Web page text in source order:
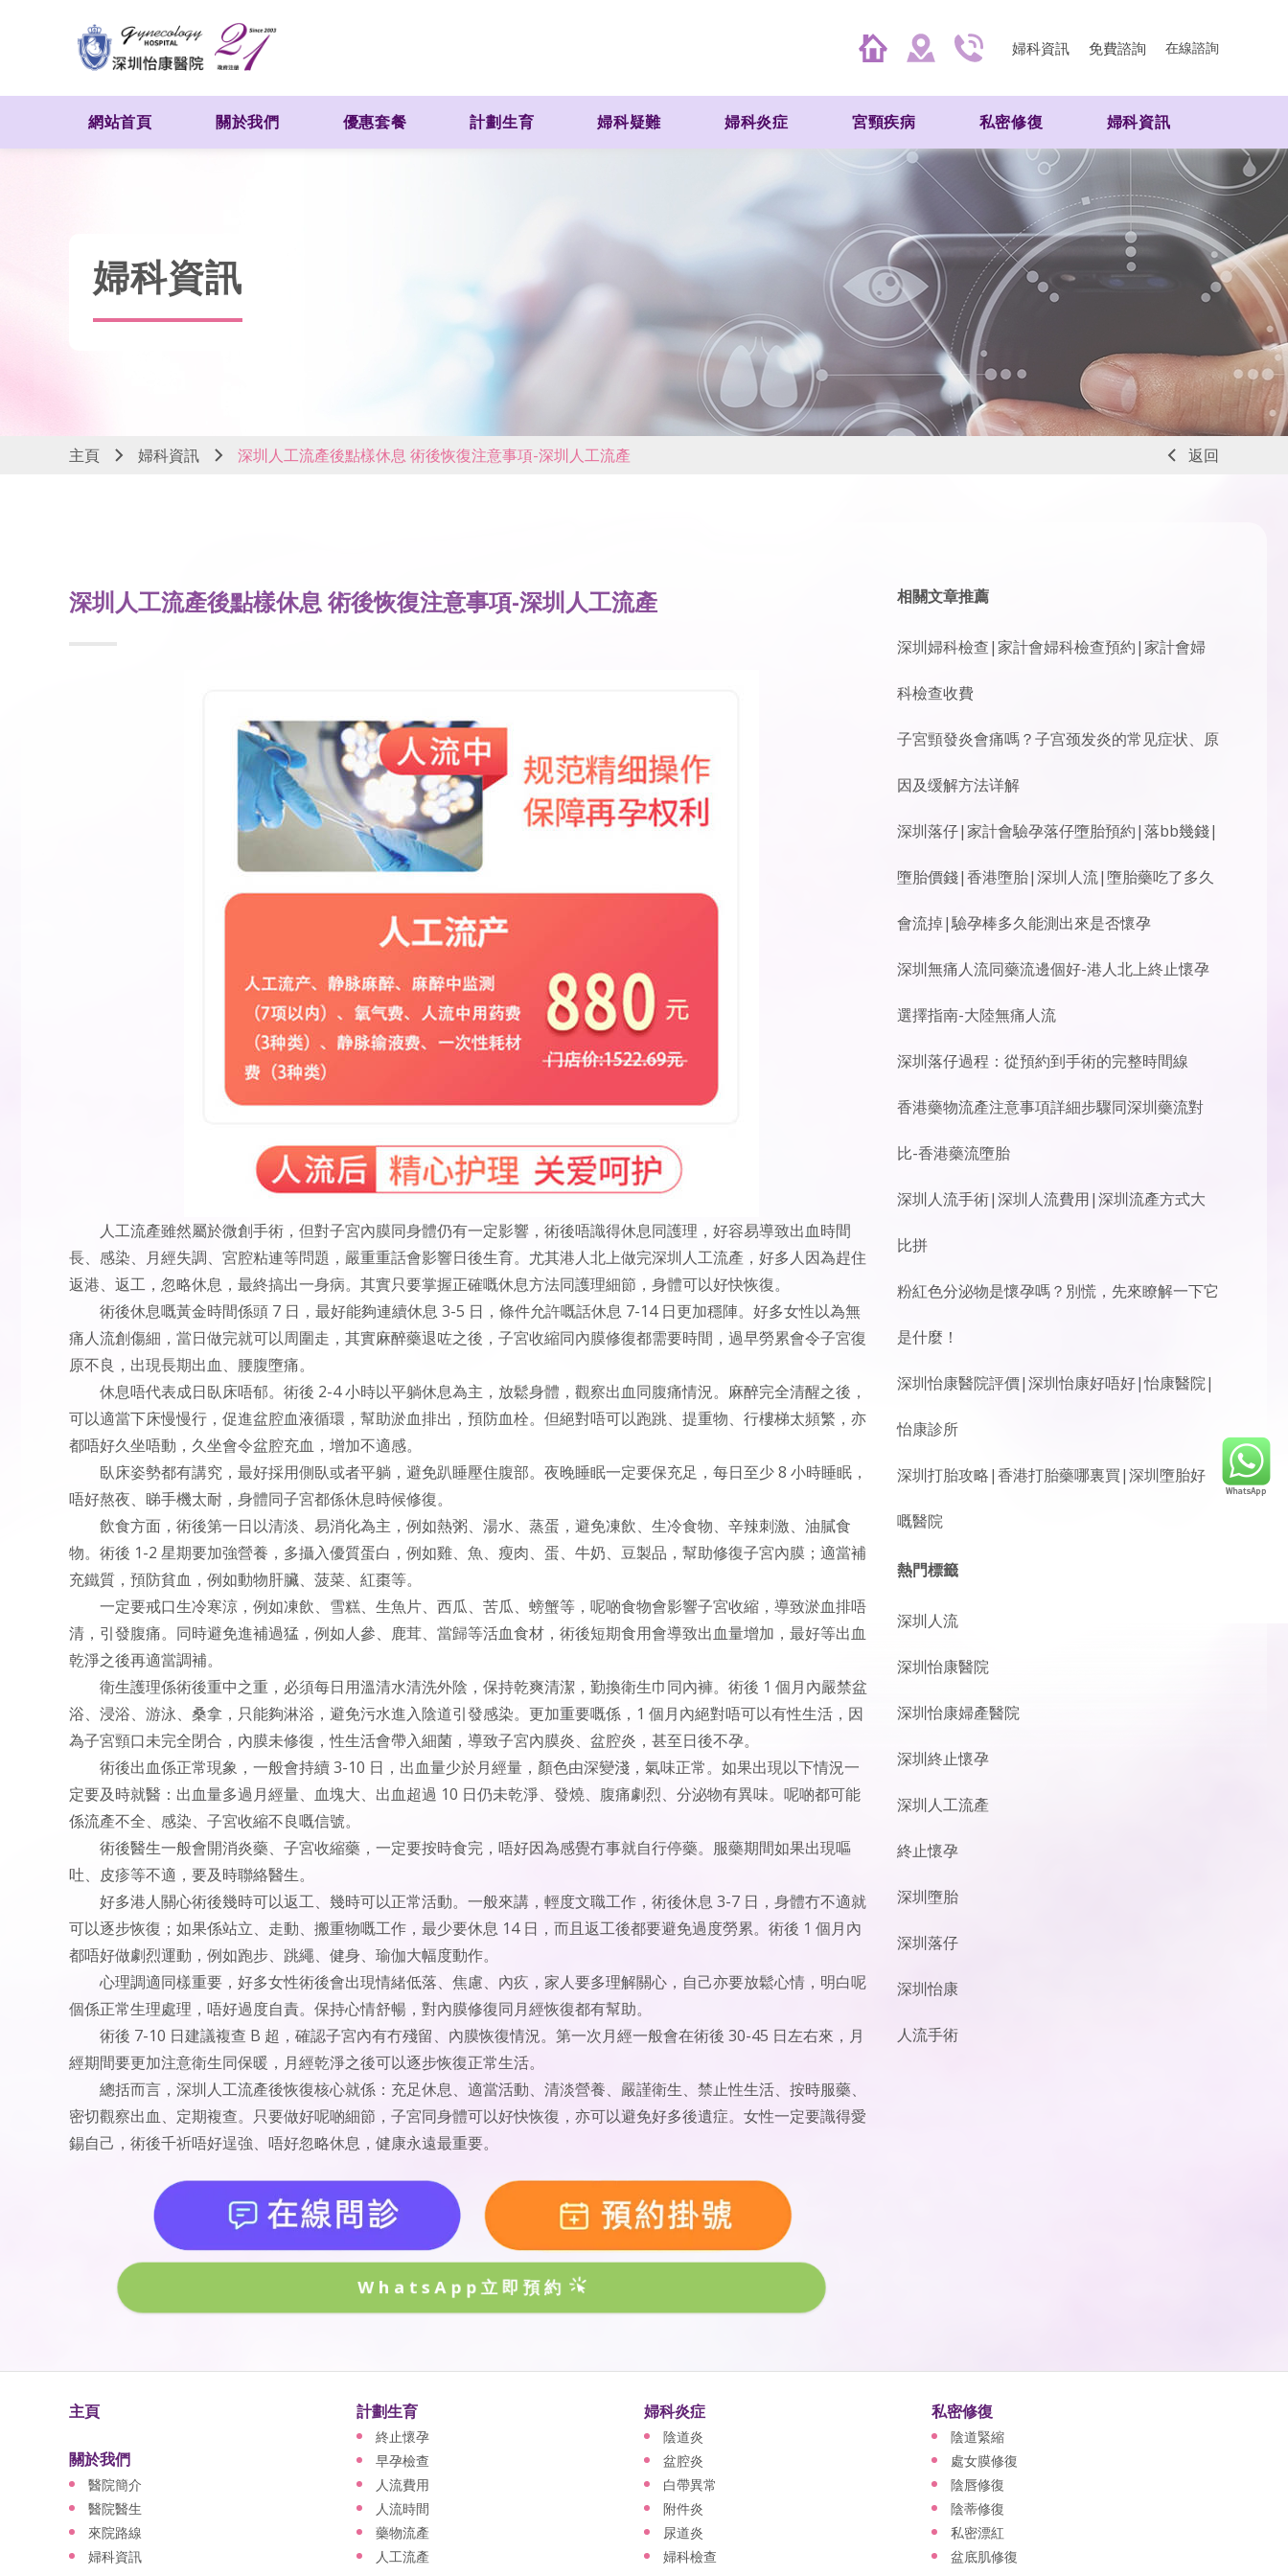
婦科資訊 免費諮詢 在線諮詢
網站首頁 關於我們 優惠套餐 計劃生育 婦科疑難 婦科炎症 宮頸疾病 私密修復 婦科資訊
婦科資訊
返回
主頁 婦科資訊 深圳人工流產後點樣休息 術後恢復注意事項-深圳人工流產
深圳人工流產後點樣休息 術後恢復注意事項-深圳人工流產
人工流產雖然屬於微創手術，但對子宮內膜同身體仍有一定影響，術後唔識得休息同護理，好容易導致出血時間
長、感染、月經失調、宮腔粘連等問題，嚴重重話會影響日後生育。尤其港人北上做完深圳人工流產，好多人因為趕住
返港、返工，忽略休息，最終搞出一身病。其實只要掌握正確嘅休息方法同護理細節，身體可以好快恢復。
術後休息嘅黃金時間係頭 7 日，最好能夠連續休息 3-5 日，條件允許嘅話休息 7-14 日更加穩陣。好多女性以為無
痛人流創傷細，當日做完就可以周圍走，其實麻醉藥退咗之後，子宮收縮同內膜修復都需要時間，過早勞累會令子宮復
原不良，出現長期出血、腰腹墮痛。
休息唔代表成日臥床唔郁。術後 2-4 小時以平躺休息為主，放鬆身體，觀察出血同腹痛情況。麻醉完全清醒之後，
可以適當下床慢慢行，促進盆腔血液循環，幫助淤血排出，預防血栓。但絕對唔可以跑跳、提重物、行樓梯太頻繁，亦
都唔好久坐唔動，久坐會令盆腔充血，增加不適感。
臥床姿勢都有講究，最好採用側臥或者平躺，避免趴睡壓住腹部。夜晚睡眠一定要保充足，每日至少 8 小時睡眠，
唔好熬夜、睇手機太耐，身體同子宮都係休息時候修復。
飲食方面，術後第一日以清淡、易消化為主，例如熱粥、湯水、蒸蛋，避免凍飲、生冷食物、辛辣刺激、油膩食
物。術後 1-2 星期要加強營養，多攝入優質蛋白，例如雞、魚、瘦肉、蛋、牛奶、豆製品，幫助修復子宮內膜；適當補
充鐵質，預防貧血，例如動物肝臟、菠菜、紅棗等。
一定要戒口生冷寒涼，例如凍飲、雪糕、生魚片、西瓜、苦瓜、螃蟹等，呢啲食物會影響子宮收縮，導致淤血排唔
清，引發腹痛。同時避免進補過猛，例如人參、鹿茸、當歸等活血食材，術後短期食用會導致出血量增加，最好等出血
乾淨之後再適當調補。
衛生護理係術後重中之重，必須每日用溫清水清洗外陰，保持乾爽清潔，勤換衛生巾同內褲。術後 1 個月內嚴禁盆
浴、浸浴、游泳、桑拿，只能夠淋浴，避免污水進入陰道引發感染。更加重要嘅係，1 個月內絕對唔可以有性生活，因
為子宮頸口未完全閉合，內膜未修復，性生活會帶入細菌，導致子宮內膜炎、盆腔炎，甚至日後不孕。
術後出血係正常現象，一般會持續 3-10 日，出血量少於月經量，顏色由深變淺，氣味正常。如果出現以下情況一
定要及時就醫：出血量多過月經量、血塊大、出血超過 10 日仍未乾淨、發燒、腹痛劇烈、分泌物有異味。呢啲都可能
係流產不全、感染、子宮收縮不良嘅信號。
術後醫生一般會開消炎藥、子宮收縮藥，一定要按時食完，唔好因為感覺冇事就自行停藥。服藥期間如果出現嘔
吐、皮疹等不適，要及時聯絡醫生。
好多港人關心術後幾時可以返工、幾時可以正常活動。一般來講，輕度文職工作，術後休息 3-7 日，身體冇不適就
可以逐步恢復；如果係站立、走動、搬重物嘅工作，最少要休息 14 日，而且返工後都要避免過度勞累。術後 1 個月內
都唔好做劇烈運動，例如跑步、跳繩、健身、瑜伽大幅度動作。
心理調適同樣重要，好多女性術後會出現情緒低落、焦慮、內疚，家人要多理解關心，自己亦要放鬆心情，明白呢
個係正常生理處理，唔好過度自責。保持心情舒暢，對內膜修復同月經恢復都有幫助。
術後 7-10 日建議複查 B 超，確認子宮內有冇殘留、內膜恢復情況。第一次月經一般會在術後 30-45 日左右來，月
經期間要更加注意衛生同保暖，月經乾淨之後可以逐步恢復正常生活。
總括而言，深圳人工流產後恢復核心就係：充足休息、適當活動、清淡營養、嚴謹衛生、禁止性生活、按時服藥、
密切觀察出血、定期複查。只要做好呢啲細節，子宮同身體可以好快恢復，亦可以避免好多後遺症。女性一定要識得愛
錫自己，術後千祈唔好逞強、唔好忽略休息，健康永遠最重要。
WhatsApp立即預約
相關文章推薦
深圳婦科檢查|家計會婦科檢查預約|家計會婦
科檢查收費
子宮頸發炎會痛嗎？子宫颈发炎的常见症状、原
因及缓解方法详解
深圳落仔|家計會驗孕落仔墮胎預約|落bb幾錢|
墮胎價錢|香港墮胎|深圳人流|墮胎藥吃了多久
會流掉|驗孕棒多久能測出來是否懷孕
深圳無痛人流同藥流邊個好-港人北上終止懷孕
選擇指南-大陸無痛人流
深圳落仔過程：從預約到手術的完整時間線
香港藥物流產注意事項詳細步驟同深圳藥流對
比-香港藥流墮胎
深圳人流手術|深圳人流費用|深圳流產方式大
比拼
粉紅色分泌物是懷孕嗎？別慌，先來瞭解一下它
是什麼！
深圳怡康醫院評價|深圳怡康好唔好|怡康醫院|
怡康診所
深圳打胎攻略|香港打胎藥哪裏買|深圳墮胎好
嘅醫院
熱門標籤
深圳人流
深圳怡康醫院
深圳怡康婦產醫院
深圳終止懷孕
深圳人工流產
終止懷孕
深圳墮胎
深圳落仔
深圳怡康
人流手術
主頁
關於我們
醫院簡介
醫院醫生
來院路線
婦科資訊
計劃生育
終止懷孕
早孕檢查
人流費用
人流時間
藥物流產
人工流產
婦科炎症
陰道炎
盆腔炎
白帶異常
附件炎
尿道炎
婦科檢查
私密修復
陰道緊縮
處女膜修復
陰唇修復
陰蒂修復
私密漂紅
盆底肌修復